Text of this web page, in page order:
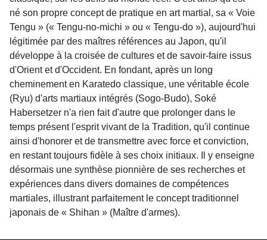
né son propre concept de pratique en art martial, sa « Voie
Tengu » (« Tengu-no-michi » ou « Tengu-do »), aujourd'hui
légitimée par des maîtres références au Japon, qu'il
développe à la croisée de cultures et de savoir-faire issus
d'Orient et d'Occident. En fondant, après un long
cheminement en Karatedo classique, une véritable école
(Ryu) d'arts martiaux intégrés (Sogo-Budo), Soké
Habersetzer n'a rien fait d'autre que prolonger dans le
temps présent l'esprit vivant de la Tradition, qu'il continue
ainsi d'honorer et de transmettre avec force et conviction,
en restant toujours fidèle à ses choix initiaux. Il y enseigne
désormais une synthèse pionnière de ses recherches et
expériences dans divers domaines de compétences
martiales, illustrant parfaitement le concept traditionnel
japonais de « Shihan » (Maître d'armes).